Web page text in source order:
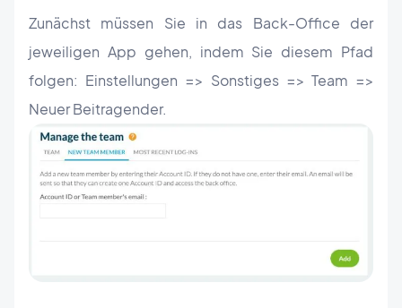
Zunächst müssen Sie in das Back-Office der
jeweiligen App gehen, indem Sie diesem Pfad
folgen: Einstellungen => Sonstiges => Team =>
Neuer Beitragender.